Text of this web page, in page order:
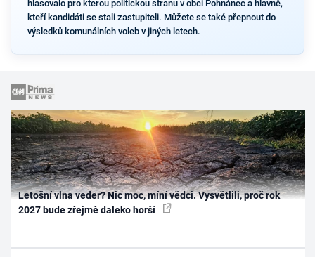
hlasovalo pro kterou politickou stranu v obci Pohnánec a hlavně,
kteří kandidáti se stali zastupiteli. Můžete se také přepnout do
výsledků komunálních voleb v jiných letech.
Letošní vlna veder? Nic moc, míní vědci. Vysvětlili, proč rok
2027 bude zřejmě daleko horší